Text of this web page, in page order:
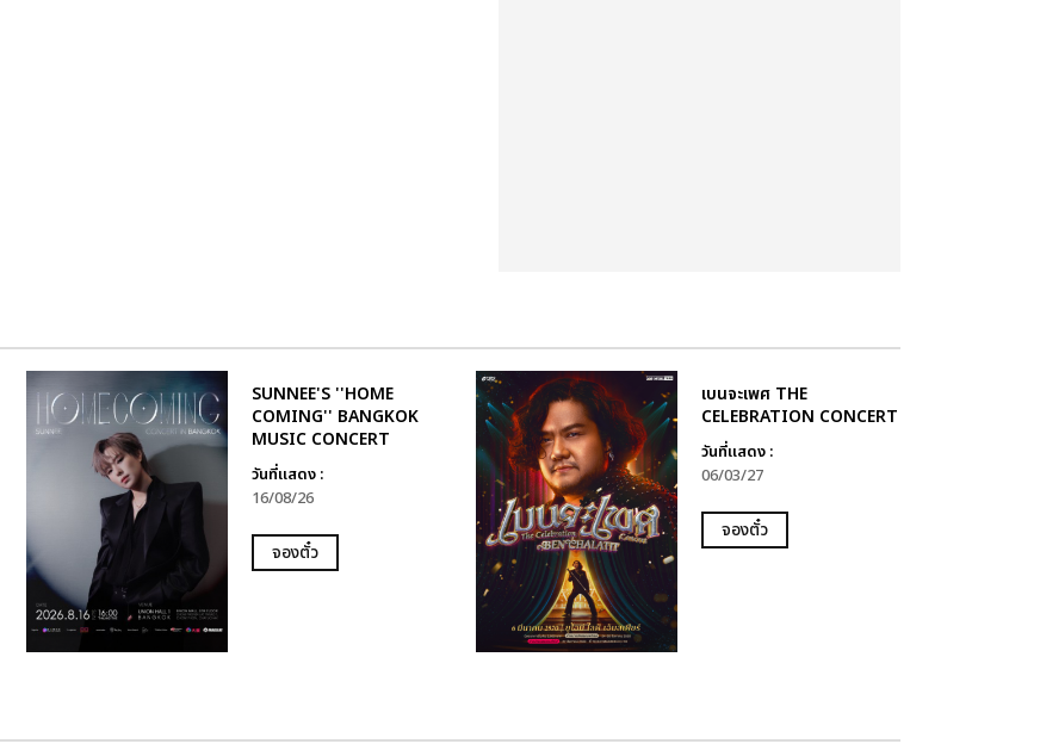
SUNNEE'S ''HOME
COMING'' BANGKOK
MUSIC CONCERT
วันที่แสดง :
16/08/26
จองตั๋ว
เบนจะเพศ THE
CELEBRATION CONCERT
วันที่แสดง :
06/03/27
จองตั๋ว